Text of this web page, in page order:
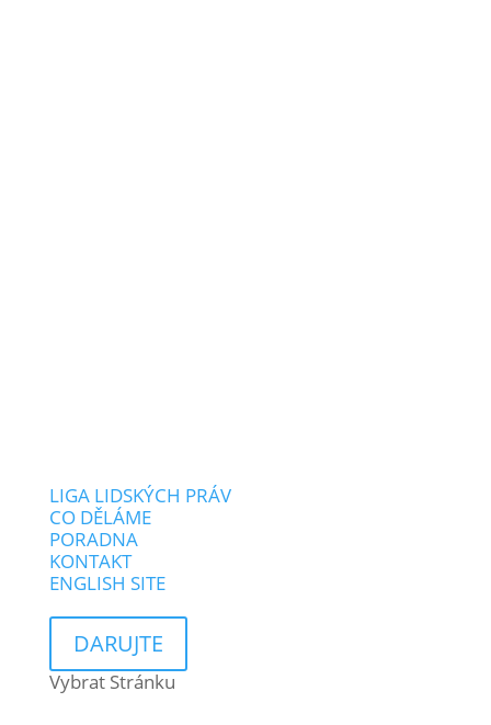
LIGA LIDSKÝCH PRÁV
CO DĚLÁME
PORADNA
KONTAKT
ENGLISH SITE
DARUJTE
Vybrat Stránku